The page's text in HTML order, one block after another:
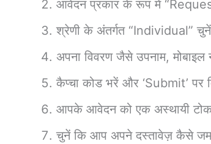
आवेदन प्रकार के रूप में
श्रेणी के अंतर्गत “Individual”
अपना विवरण जैसे उपनाम,
कैप्चा कोड भरें और ‘Submit’ पर
आपके आवेदन को एक अस्थायी
चुनें कि आप अपने दस्तावेज़ कैसे